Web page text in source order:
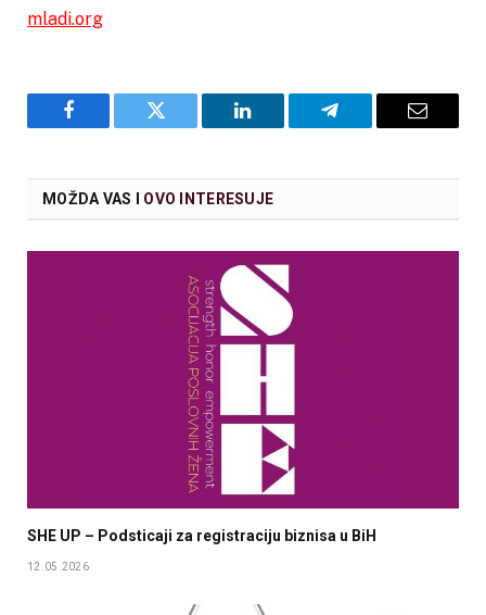
mladi.org
Facebook Twitter LinkedIn Telegram Email
MOŽDA VAS I OVO INTERESUJE
SHE UP – Podsticaji za registraciju biznisa u BiH
12.05.2026